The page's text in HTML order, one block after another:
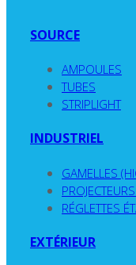
SOURCE
AMPOULES
TUBES
STRIPLIGHT
INDUSTRIEL
GAMELLES
RÉGLETTES
EXTÉRIEUR